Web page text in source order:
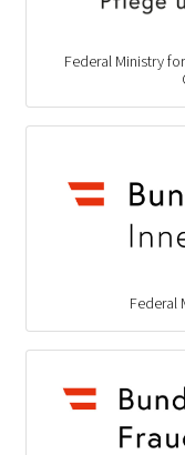
Federal Ministry
Federal